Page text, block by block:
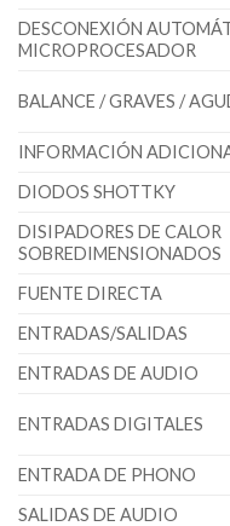
DESCONEXIÓN
MICROPROCESADOR
BALANCE / GRAVES /
INFORMACIÓN
DIODOS SHOTTKY
DISIPADORES DE CALOR
SOBREDIMENSIONADOS
FUENTE DIRECTA
ENTRADAS/SALIDAS
ENTRADAS DE AUDIO
ENTRADAS DIGITALES
ENTRADA DE PHONO
SALIDAS DE AUDIO